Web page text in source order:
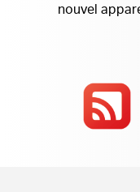
nouvel